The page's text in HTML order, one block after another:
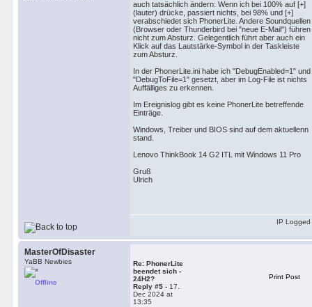
auch tatsächlich ändern: Wenn ich bei 100% auf [+]
(lauter) drücke, passiert nichts, bei 98% und [+]
verabschiedet sich PhonerLite. Andere Soundquellen
(Browser oder Thunderbird bei "neue E-Mail") führen
nicht zum Absturz. Gelegentlich führt aber auch ein
Klick auf das Lautstärke-Symbol in der Taskleiste
zum Absturz.
In der PhonerLite.ini habe ich "DebugEnabled=1" und
"DebugToFile=1" gesetzt, aber im Log-File ist nichts
Auffälliges zu erkennen.
Im Ereignislog gibt es keine PhonerLite betreffende
Einträge.
Windows, Treiber und BIOS sind auf dem aktuellenn
stand.
Lenovo ThinkBook 14 G2 ITL mit Windows 11 Pro
Gruß
Ulrich
IP Logged
MasterOfDisaster
YaBB Newbies
Offline
Re: PhonerLite
beendet sich -
24H2?
Reply #5 - 17.
Dec 2024 at
13:35
Print Post